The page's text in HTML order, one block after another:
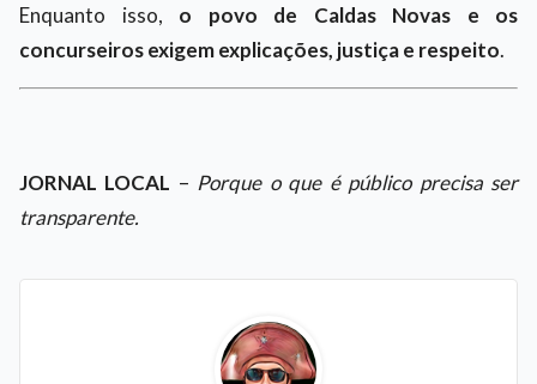
Enquanto isso, o povo de Caldas Novas e os
concurseiros exigem explicações, justiça e respeito.
JORNAL LOCAL – Porque o que é público precisa ser
transparente.